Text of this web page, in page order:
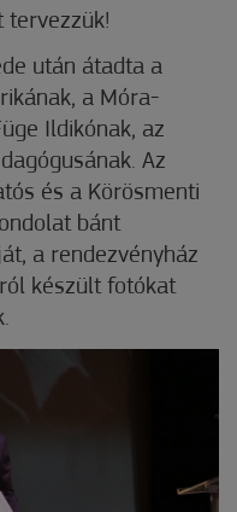
tervezzük!
után átadta a
a Móra-
Ildikónak, az
Az
és a Körösmenti
bánt
a rendezvényház
készült fotókat